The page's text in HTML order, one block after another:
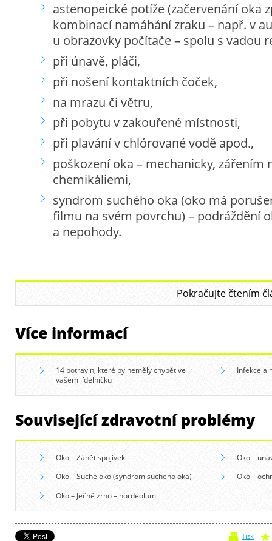
astenopeické potíže (začervenání oka
kombinací namáhání zraku – např. v
u obrazovky počítače – spolu s vadou
při únavě, pláči,
při nošení kontaktních čoček,
na mrazu či větru,
při pobytu v zakouřené místnosti,
při plavání v chlórované vodě apod.,
poškození oka – mechanicky, zářením
chemikáliemi,
syndrom suchého oka (oko má
filmu na svém povrchu) – podráždění
a nepohody.
Pokračujte čtením
Více informací
14 potravin, které by neměly chybět ve
vašem jídelníčku
Infekce a
Související zdravotní problémy
Oko – Zánět spojivek
Oko –
Oko – Suché oko (syndrom suchého oka)
Oko –
Oko – Ječné zrno – hordeolum
Tisk